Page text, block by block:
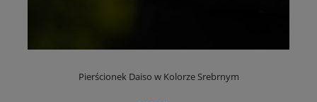
Pierścionek Daiso w Kolorze Srebrnym